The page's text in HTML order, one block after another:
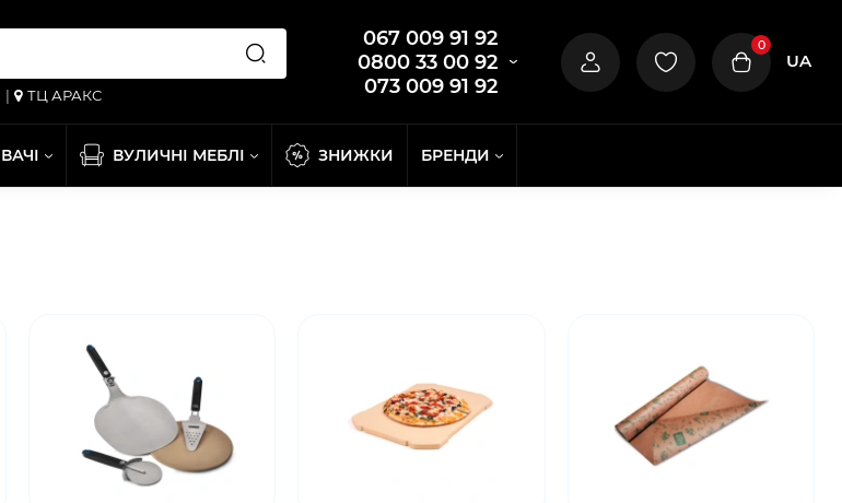
067 009 91 92
0800 33 00 92
073 009 91 92
| ТЦ АРАКС
0
UA
ВУЛИЧНІ МЕБЛІ ЗНИЖКИ БРЕНДИ